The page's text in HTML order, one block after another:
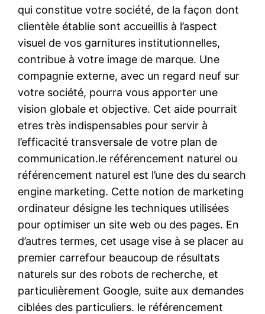
qui constitue votre société, de la façon dont
clientèle établie sont accueillis à l’aspect
visuel de vos garnitures institutionnelles,
contribue à votre image de marque. Une
compagnie externe, avec un regard neuf sur
votre société, pourra vous apporter une
vision globale et objective. Cet aide pourrait
etres très indispensables pour servir à
l’efficacité transversale de votre plan de
communication.le référencement naturel ou
référencement naturel est l’une des du search
engine marketing. Cette notion de marketing
ordinateur désigne les techniques utilisées
pour optimiser un site web ou des pages. En
d’autres termes, cet usage vise à se placer au
premier carrefour beaucoup de résultats
naturels sur des robots de recherche, et
particulièrement Google, suite aux demandes
ciblées des particuliers. le référencement